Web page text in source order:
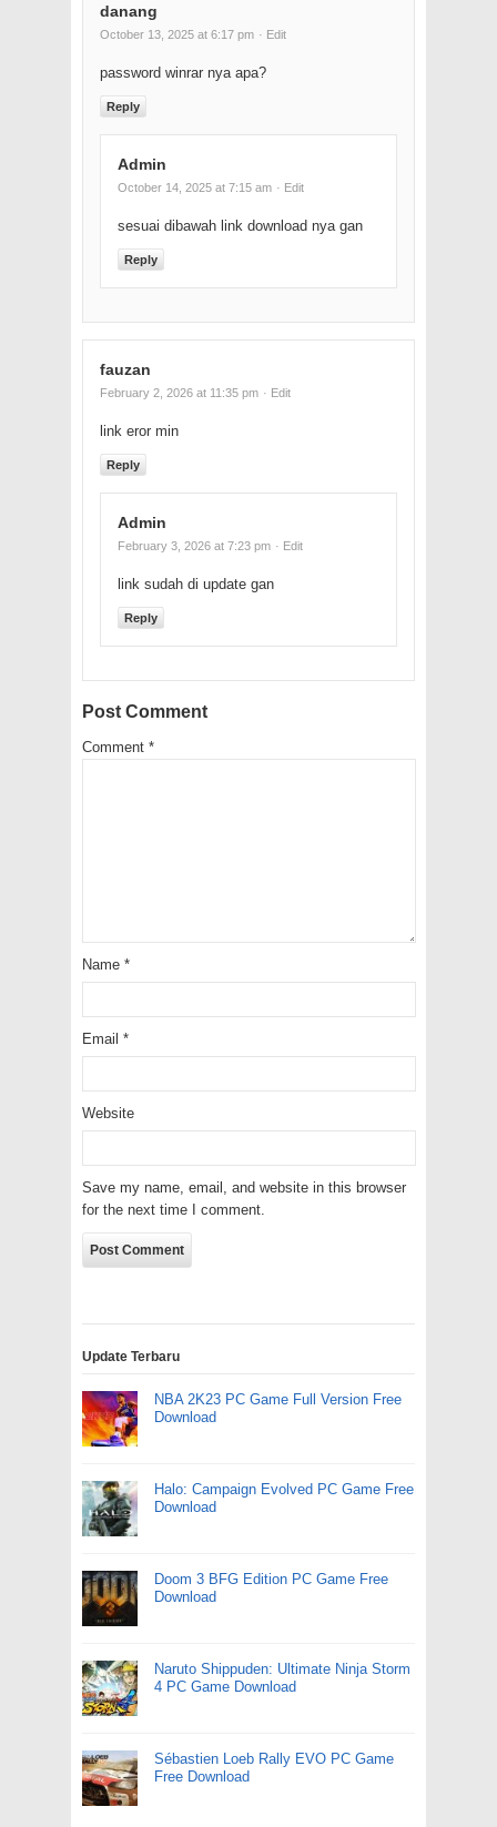
danang
October 13, 2025 at 6:17 pm · Edit
password winrar nya apa?
Reply
Admin
October 14, 2025 at 7:15 am · Edit
sesuai dibawah link download nya gan
Reply
fauzan
February 2, 2026 at 11:35 pm · Edit
link eror min
Reply
Admin
February 3, 2026 at 7:23 pm · Edit
link sudah di update gan
Reply
Post Comment
Comment *
Name *
Email *
Website
Save my name, email, and website in this browser
for the next time I comment.
Update Terbaru
NBA 2K23 PC Game Full Version Free
Download
Halo: Campaign Evolved PC Game Free
Download
Doom 3 BFG Edition PC Game Free
Download
Naruto Shippuden: Ultimate Ninja Storm
4 PC Game Download
Sébastien Loeb Rally EVO PC Game
Free Download